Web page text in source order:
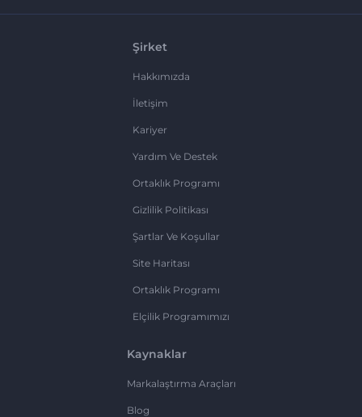
Şirket
Hakkımızda
İletişim
Kariyer
Yardım Ve Destek
Ortaklık Programı
Gizlilik Politikası
Şartlar Ve Koşullar
Site Haritası
Ortaklık Programı
Elçilik Programımızı
Kaynaklar
Markalaştırma Araçları
Blog